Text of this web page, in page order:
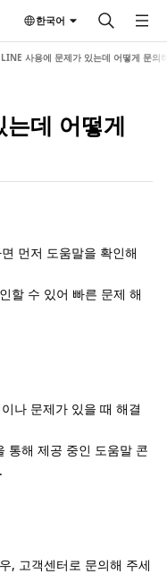
한국어
LINE 사용에 문제가 있는데 어떻게 문의
데 어떻게
먼저 도움말을 확인해
할 수 있어 빠른 문제 해
나 문제가 있을 때 해결
통해 제공 중인 도움말 콘
, 고객센터로 문의해 주세